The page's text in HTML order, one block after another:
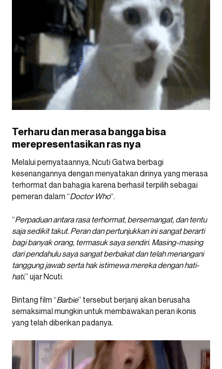
Terharu dan merasa bangga bisa
merepresentasikan ras nya
Melalui pernyataannya, Ncuti Gatwa berbagi
kesenangannya dengan menyatakan dirinya yang merasa
terhormat dan bahagia karena berhasil terpilih sebagai
pemeran dalam “Doctor Who“.
“Perpaduan antara rasa terhormat, bersemangat, dan tentu
saja sedikit takut. Peran dan pertunjukkan ini sangat berarti
bagi banyak orang, termasuk saya sendiri. Masing-masing
dari pendahulu saya sangat berbakat dan telah menangani
tanggung jawab serta hak istimewa mereka dengan hati-
hati,” ujar Ncuti.
Bintang film “Barbie” tersebut berjanji akan berusaha
semaksimal mungkin untuk membawakan peran ikonis
yang telah diberikan padanya.